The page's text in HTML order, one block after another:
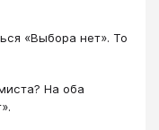
«Выбора нет». То
На оба